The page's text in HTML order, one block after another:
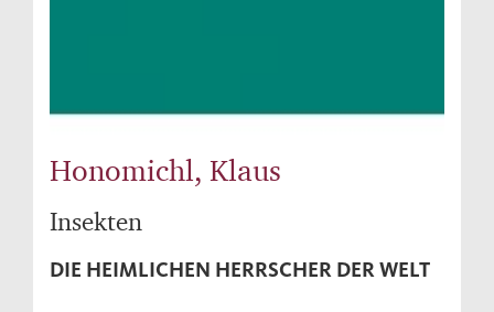
Honomichl, Klaus
Insekten
DIE HEIMLICHEN HERRSCHER DER WELT